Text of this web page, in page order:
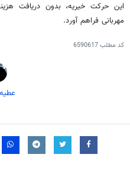
این حرکت خیریه، بدون دریافت
مهربانی فراهم آورد.
کد مطلب6590617